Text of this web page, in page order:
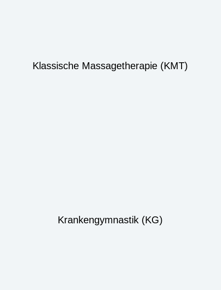
Klassische Massagetherapie (KMT)
Krankengymnastik (KG)